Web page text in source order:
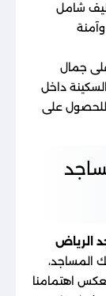
شامل
جمال
داخل
للحصول على
الرياض
المساجد،
تعكس اهتمامنا